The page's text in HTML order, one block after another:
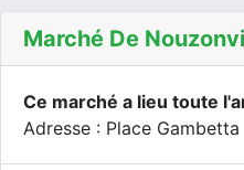
Marché De
Ce marché a lieu toute
Adresse : Place Gambetta